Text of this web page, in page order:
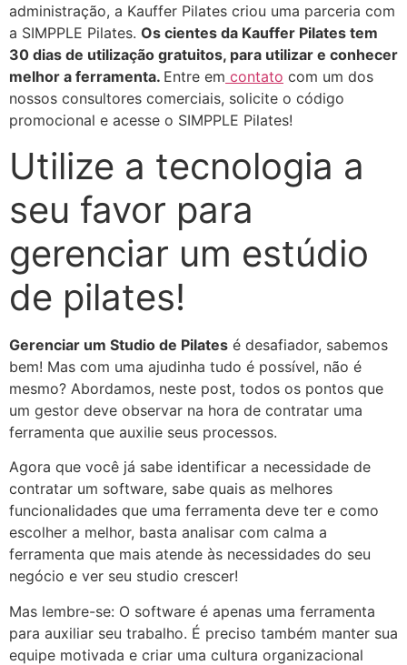
administração, a Kauffer Pilates criou uma parceria com
a SIMPPLE Pilates. Os cientes da Kauffer Pilates tem
30 dias de utilização gratuitos, para utilizar e conhecer
melhor a ferramenta. Entre em contato com um dos
nossos consultores comerciais, solicite o código
promocional e acesse o SIMPPLE Pilates!
Utilize a tecnologia a
seu favor para
gerenciar um estúdio
de pilates!
Gerenciar um Studio de Pilates é desafiador, sabemos
bem! Mas com uma ajudinha tudo é possível, não é
mesmo? Abordamos, neste post, todos os pontos que
um gestor deve observar na hora de contratar uma
ferramenta que auxilie seus processos.
Agora que você já sabe identificar a necessidade de
contratar um software, sabe quais as melhores
funcionalidades que uma ferramenta deve ter e como
escolher a melhor, basta analisar com calma a
ferramenta que mais atende às necessidades do seu
negócio e ver seu studio crescer!
Mas lembre-se: O software é apenas uma ferramenta
para auxiliar seu trabalho. É preciso também manter sua
equipe motivada e criar uma cultura organizacional